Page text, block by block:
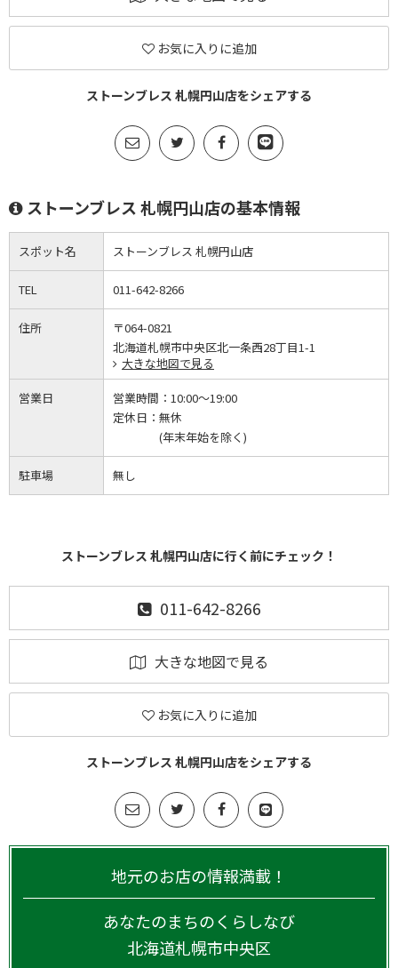
お気に入りに追加
ストーンブレス 札幌円山店をシェアする
ストーンブレス 札幌円山店の基本情報
スポット名 ストーンブレス 札幌円山店
TEL 011-642-8266
住所
〒064-0821
北海道札幌市中央区北一条西28丁目1-1
大きな地図で見る
営業日 営業時間： 10:00～19:00
定休日： 無休
(年末年始を除く)
駐車場 無し
ストーンブレス 札幌円山店に行く前にチェック！
011-642-8266
大きな地図で見る
お気に入りに追加
ストーンブレス 札幌円山店をシェアする
地元のお店の情報満載！
あなたのまちのくらしなび
北海道札幌市中央区